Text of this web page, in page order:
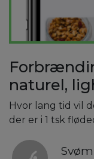
naturel,
Hvor lang tid vil
der er i 1 tsk